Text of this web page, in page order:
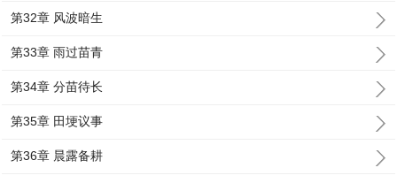
第32章 风波暗生
第33章 雨过苗青
第34章 分苗待长
第35章 田埂议事
第36章 晨露备耕